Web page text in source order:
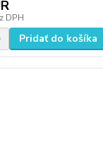
DPH
Pridať do košíka